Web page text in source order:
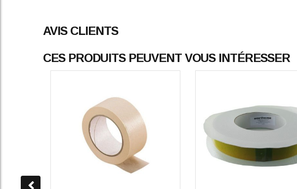
AVIS CLIENTS
CES PRODUITS PEUVENT VOUS INTÉRESSER